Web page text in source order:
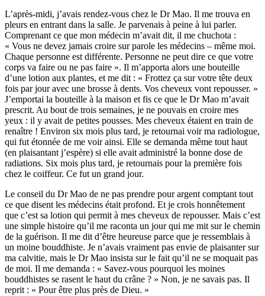
L’après-midi, j’avais rendez-vous chez le Dr Mao. Il me trouva en
pleurs en entrant dans la salle. Je parvenais à peine à lui parler.
Comprenant ce que mon médecin m’avait dit, il me chuchota :
« Vous ne devez jamais croire sur parole les médecins – même moi.
Chaque personne est différente. Personne ne peut dire ce que votre
corps va faire ou ne pas faire ». Il m’apporta alors une bouteille
d’une lotion aux plantes, et me dit : « Frottez ça sur votre tête deux
fois par jour avec une brosse à dents. Vos cheveux vont repousser. »
J’emportai la bouteille à la maison et fis ce que le Dr Mao m’avait
prescrit. Au bout de trois semaines, je ne pouvais en croire mes
yeux : il y avait de petites pousses. Mes cheveux étaient en train de
renaître ! Environ six mois plus tard, je retournai voir ma radiologue,
qui fut étonnée de me voir ainsi. Elle se demanda même tout haut
(en plaisantant j’espère) si elle avait administré la bonne dose de
radiations. Six mois plus tard, je retournais pour la première fois
chez le coiffeur. Ce fut un grand jour.
Le conseil du Dr Mao de ne pas prendre pour argent comptant tout
ce que disent les médecins était profond. Et je crois honnêtement
que c’est sa lotion qui permit à mes cheveux de repousser. Mais c’est
une simple histoire qu’il me raconta un jour qui me mit sur le chemin
de la guérison. Il me dit d’être heureuse parce que je ressemblais à
un moine bouddhiste. Je n’avais vraiment pas envie de plaisanter sur
ma calvitie, mais le Dr Mao insista sur le fait qu’il ne se moquait pas
de moi. Il me demanda : « Savez-vous pourquoi les moines
bouddhistes se rasent le haut du crâne ? » Non, je ne savais pas. Il
reprit : « Pour être plus près de Dieu. »